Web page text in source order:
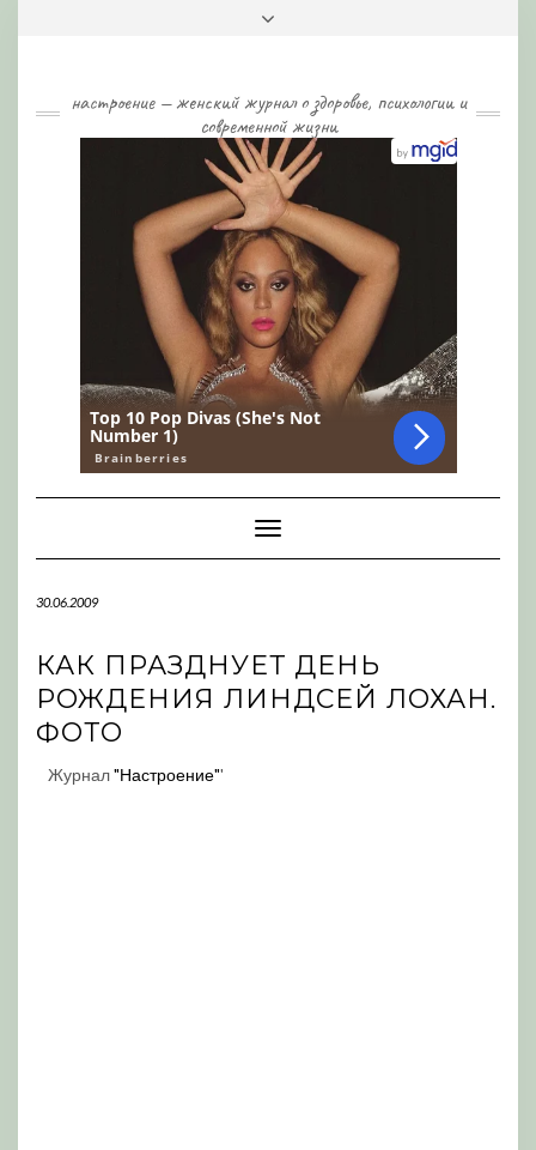
настроение — женский журнал о здоровье, психологии и
современной жизни
Toggle
Navigation
30.06.2009
КАК ПРАЗДНУЕТ ДЕНЬ
РОЖДЕНИЯ ЛИНДСЕЙ ЛОХАН.
ФОТО
Журнал"Настроение"'